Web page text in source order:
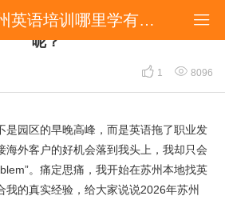

2026年苏州英语培训哪里学有效果？哪家性价比高呢？
哪里学有效果？哪家性价比高
呢？
 1  8096
是园区的早晚高峰，而是英语拖了职业发
海外客户的好机会落到我头上，我却只会
。痛定思痛，我开始在苏州本地找英
我的真实经验，给大家说说2026年苏州